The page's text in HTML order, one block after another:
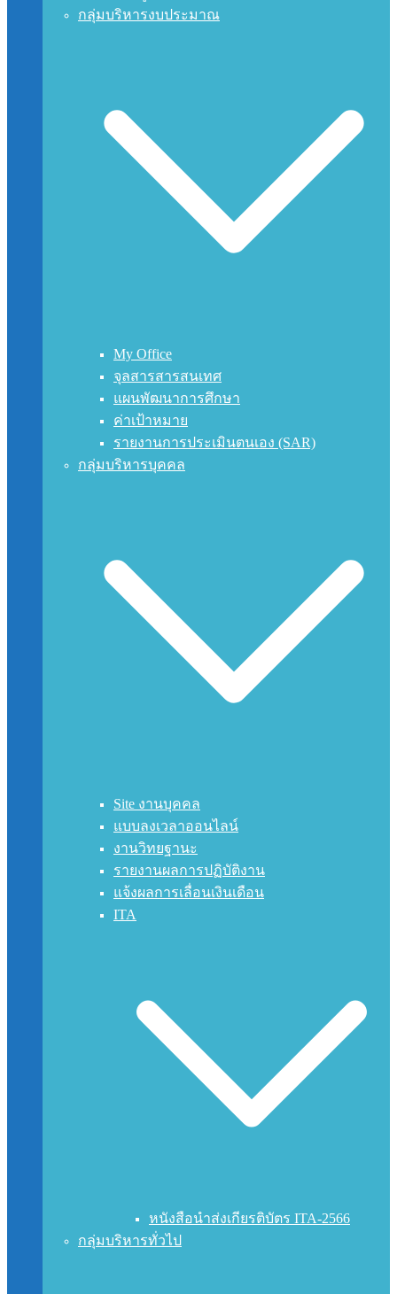
กลุ่มบริหารงบประมาณ
My Office
จุลสารสารสนเทศ
แผนพัฒนาการศึกษา
ค่าเป้าหมาย
รายงานการประเมินตนเอง (SAR)
กลุ่มบริหารบุคคล
Site งานบุคคล
แบบลงเวลาออนไลน์
งานวิทยฐานะ
รายงานผลการปฏิบัติงาน
แจ้งผลการเลื่อนเงินเดือน
ITA
หนังสือนำส่งเกียรติบัตร ITA-2566
กลุ่มบริหารทั่วไป